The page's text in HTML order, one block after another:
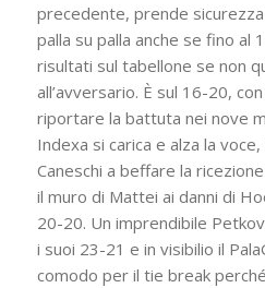
precedente, prende
palla su palla anche se fino al
risultati sul tabellone se non
all’avversario. È sul 16-20,
riportare la battuta nei nove
Indexa si carica e alza la
Caneschi a beffare la
il muro di Mattei ai danni di
20-20. Un imprendibile
i suoi 23-21 e in visibilio il
comodo per il tie break